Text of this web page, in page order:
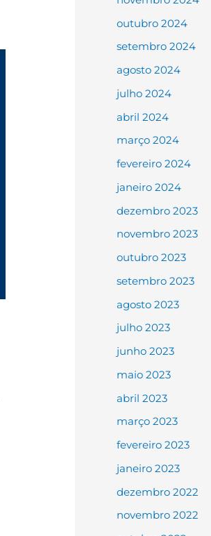
outubro 2024
setembro 2024
agosto 2024
julho 2024
abril 2024
março 2024
fevereiro 2024
janeiro 2024
dezembro 2023
novembro 2023
outubro 2023
setembro 2023
agosto 2023
julho 2023
junho 2023
maio 2023
abril 2023
março 2023
fevereiro 2023
janeiro 2023
dezembro 2022
novembro 2022